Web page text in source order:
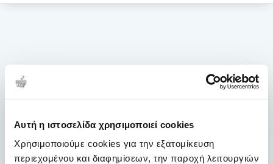
Αυτή η ιστοσελίδα χρησιμοποιεί cookies
Χρησιμοποιούμε cookies για την εξατομίκευση
περιεχομένου και διαφημίσεων, την παροχή λειτουργιών